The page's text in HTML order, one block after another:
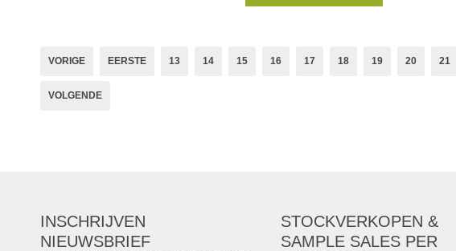
Tassenfournituren (hardware), nylon ritsen
tassenband,
VORIGE EERSTE 13 14 15 16 17 18 19 20 21
VOLGENDE
INSCHRIJVEN
NIEUWSBRIEF
STOCKVERKOPEN &
SAMPLE SALES PER